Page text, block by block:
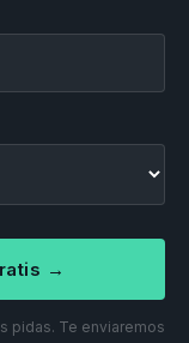
→
pidas. Te enviaremos